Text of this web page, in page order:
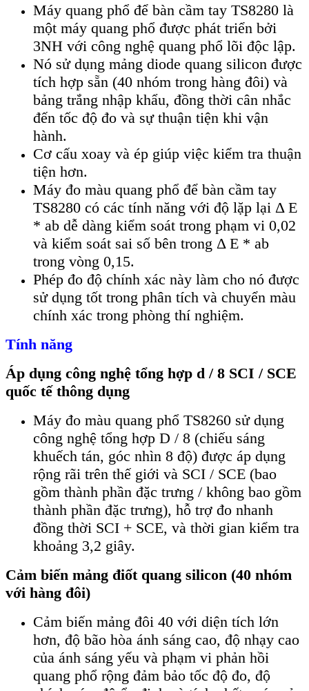
Máy quang phổ để bàn cầm tay TS8280 là
một máy quang phổ được phát triển bởi
3NH với công nghệ quang phổ lõi độc lập.
Nó sử dụng mảng diode quang silicon được
tích hợp sẵn (40 nhóm trong hàng đôi) và
bảng trắng nhập khẩu, đồng thời cân nhắc
đến tốc độ đo và sự thuận tiện khi vận
hành.
Cơ cấu xoay và ép giúp việc kiểm tra thuận
tiện hơn.
Máy đo màu quang phổ để bàn cầm tay
TS8280 có các tính năng với độ lặp lại Δ E
* ab dễ dàng kiểm soát trong phạm vi 0,02
và kiểm soát sai số bên trong Δ E * ab
trong vòng 0,15.
Phép đo độ chính xác này làm cho nó được
sử dụng tốt trong phân tích và chuyển màu
chính xác trong phòng thí nghiệm.
Tính năng
Áp dụng công nghệ tổng hợp d / 8 SCI / SCE
quốc tế thông dụng
Máy đo màu quang phổ TS8260 sử dụng
công nghệ tổng hợp D / 8 (chiếu sáng
khuếch tán, góc nhìn 8 độ) được áp dụng
rộng rãi trên thế giới và SCI / SCE (bao
gồm thành phần đặc trưng / không bao gồm
thành phần đặc trưng), hỗ trợ đo nhanh
đồng thời SCI + SCE, và thời gian kiểm tra
khoảng 3,2 giây.
Cảm biến mảng điốt quang silicon (40 nhóm
với hàng đôi)
Cảm biến mảng đôi 40 với diện tích lớn
hơn, độ bão hòa ánh sáng cao, độ nhạy cao
của ánh sáng yếu và phạm vi phản hồi
quang phổ rộng đảm bảo tốc độ đo, độ